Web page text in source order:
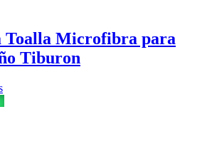
Toalla Microfibra para
Tiburon